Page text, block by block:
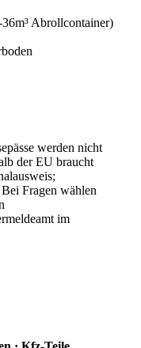
Abrollcontainer)
werden nicht
der EU braucht
Fragen wählen
im